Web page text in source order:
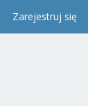
Zarejestruj się